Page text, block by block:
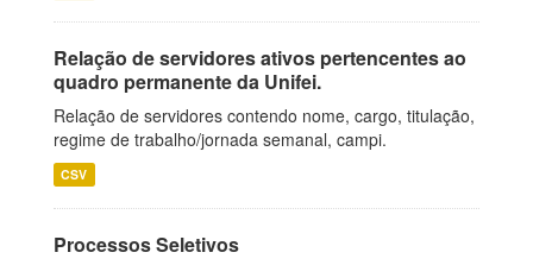
Relação de servidores ativos pertencentes ao
quadro permanente da Unifei.
Relação de servidores contendo nome, cargo, titulação,
regime de trabalho/jornada semanal, campi.
CSV
Processos Seletivos